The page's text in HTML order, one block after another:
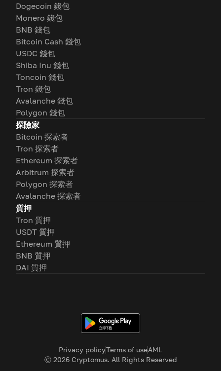
Privacy policyTerms of useAML
Ⓒ 2026Cryptomus. All Rights Reserved
Dogecoin 錢包
Monero 錢包
BNB 錢包
Bitcoin Cash 錢包
USDC 錢包
Shiba Inu 錢包
Toncoin 錢包
Tron 錢包
Avalanche 錢包
Polygon 錢包
探險家
Bitcoin 探索者
Tron 探索者
Ethereum 探索者
Arbitrum 探索者
Polygon 探索者
Avalanche 探索者
質押
Tron 質押
USDT 質押
Ethereum 質押
BNB 質押
DAI 質押